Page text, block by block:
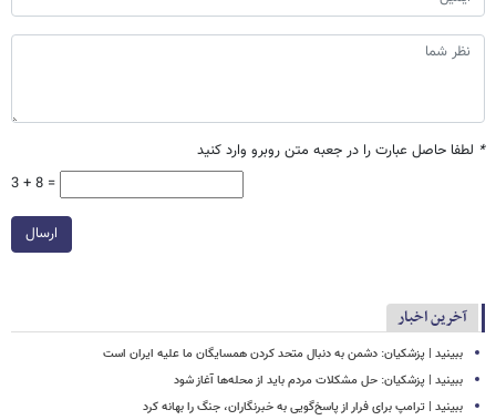
* لطفا حاصل عبارت را در جعبه متن روبرو وارد کنید
3 + 8 =
ارسال
آخرین اخبار
ببینید | پزشکیان: دشمن به دنبال متحد کردن همسایگان ما علیه ایران است
ببینید | پزشکیان: حل مشکلات مردم باید از محله‌ها آغاز شود
ببینید | ترامپ برای فرار از پاسخ‌گویی به خبرنگاران، جنگ را بهانه کرد